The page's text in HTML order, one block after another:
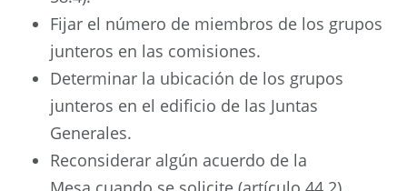
Fijar el número de miembros de los grupos
junteros en las comisiones.
Determinar la ubicación de los grupos
junteros en el edificio de las Juntas
Generales.
Reconsiderar algún acuerdo de la